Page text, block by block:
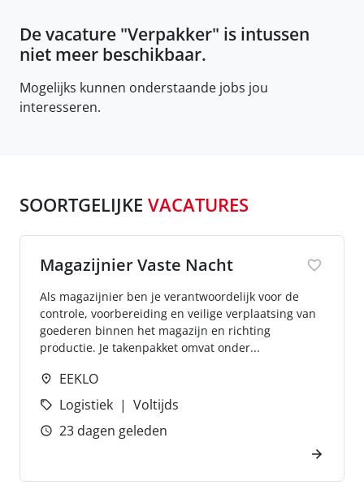
De vacature "Verpakker" is intussen
niet meer beschikbaar.
Mogelijks kunnen onderstaande jobs jou
interesseren.
SOORTGELIJKE VACATURES
Magazijnier Vaste Nacht
Als magazijnier ben je verantwoordelijk voor de
controle, voorbereiding en veilige verplaatsing van
goederen binnen het magazijn en richting
productie. Je takenpakket omvat onder...
EEKLO
Logistiek
Voltijds
23 dagen geleden